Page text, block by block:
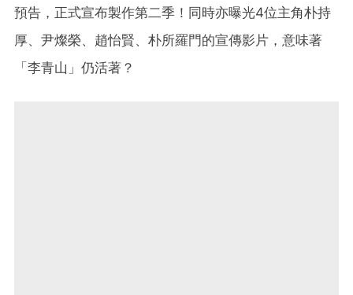
預告，正式宣布製作第二季！同時亦曝光4位主角朴持
厚、尹燦榮、趙怡賢、朴所羅門的宣傳影片，意味著
「李青山」仍活著？